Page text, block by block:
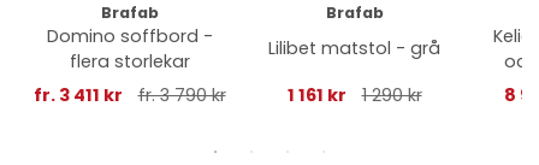
Brafab
Domino soffbord -
flera storlekar
fr. 3 411 kr
fr. 3 790 kr
Brafab
Lilibet matstol - grå
1 161 kr
1 290 kr
och
8